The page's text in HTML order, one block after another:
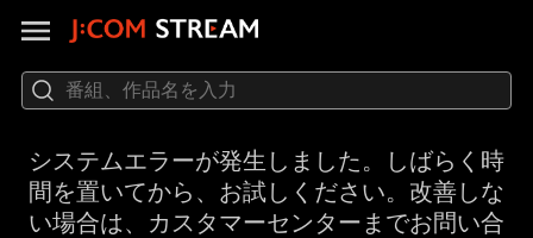
システムエラーが発生しました。しばらく時
間を置いてから、お試しください。改善しな
い場合は、カスタマーセンターまでお問い合